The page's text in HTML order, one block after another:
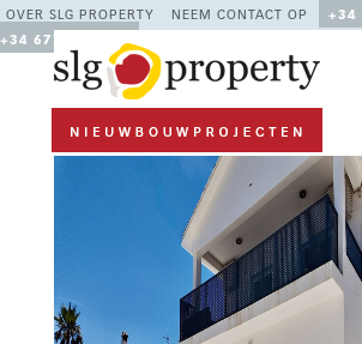
OVER SLG PROPERTY NEEM CONTACT OP
+34
+34 677 670 480